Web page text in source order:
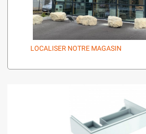
LOCALISER NOTRE MAGASIN